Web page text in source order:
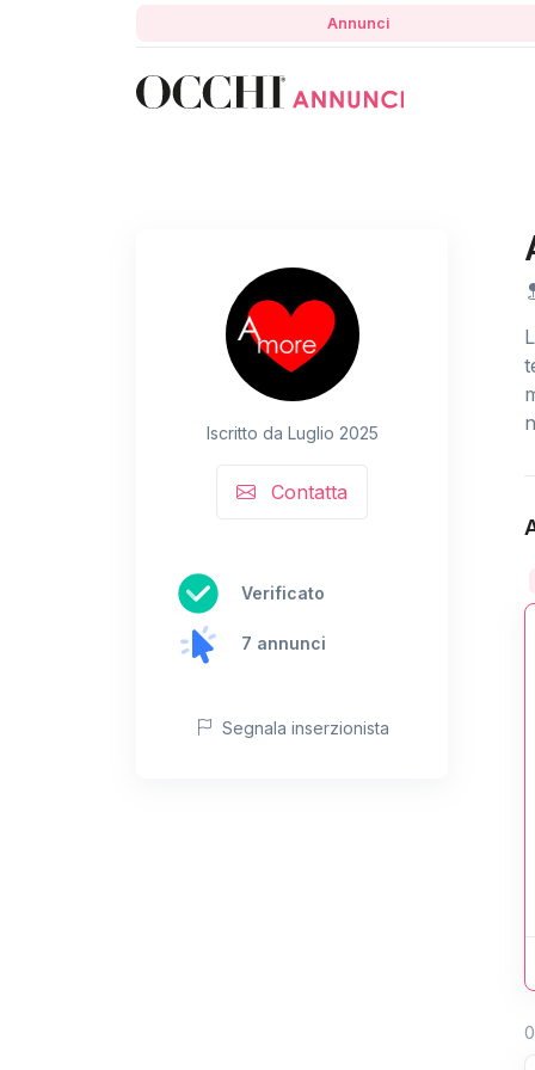
Annunci
Iscritto da Luglio 2025
Contatta
Verificato
7 annunci
Segnala inserzionista